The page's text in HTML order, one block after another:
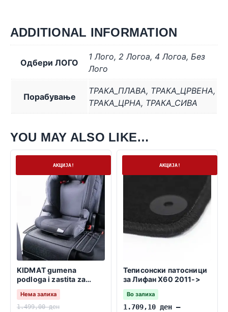
ADDITIONAL INFORMATION
Одбери ЛОГО
1 Лого, 2 Логоa, 4 Логоa, Без
Лого
Порабување
ТРАКА_ПЛАВА, ТРАКА_ЦРВЕНА,
ТРАКА_ЦРНА, ТРАКА_СИВА
YOU MAY ALSO LIKE…
Нема залихаАКЦИЈА!
KIDMAT gumena
podloga i zastita za
detsko sediste
Нема залиха
1.499,00ден
АКЦИЈА!
Теписонски патосници
за Лифан X60 2011->
Во залиха
1.709,10 ден –